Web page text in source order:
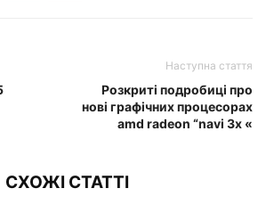
Наступна стаття
Розкриті подробиці про
нові графічних процесорах
amd radeon “navi 3x «
СХОЖІ СТАТТІ